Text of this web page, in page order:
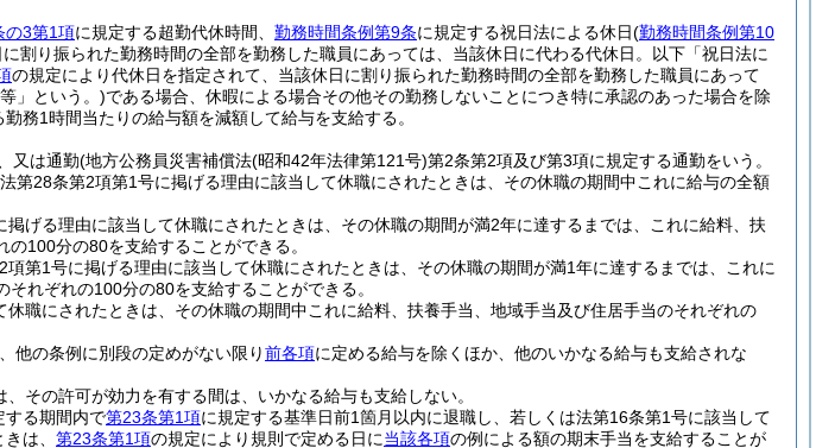
の3第1項に規定する超勤代休時間、 勤務時間条例第9条に規定する祝日法による休日(勤務時間条例第10
割り振られた勤務時間の全部を勤務した職員にあっては、当該休日に代わる代休日。以下「祝日法に
の規定により代休日を指定されて、当該休日に割り振られた勤務時間の全部を勤務した職員にあって
」という。)である場合、休暇による場合その他その勤務しないことにつき特に承認のあった場合を除
勤務1時間当たりの給与額を減額して給与を支給する。
又は通勤(地方公務員災害補償法(昭和42年法律第121号)第2条第2項及び第3項に規定する通勤をいう。
第28条第2項第1号に掲げる理由に該当して休職にされたときは、その休職の期間中これに給与の全額
げる理由に該当して休職にされたときは、その休職の期間が満2年に達するまでは、これに給料、扶
100分の80を支給することができる。
第1号に掲げる理由に該当して休職にされたときは、その休職の期間が満1年に達するまでは、これに
れぞれの100分の80を支給することができる。
職にされたときは、その休職の期間中これに給料、扶養手当、地域手当及び住居手当のそれぞれの
他の条例に別段の定めがない限り前各項に定める給与を除くほか、他のいかなる給与も支給されな
その許可が効力を有する間は、いかなる給与も支給しない。
する期間内で第23条第1項に規定する基準日前1箇月以内に退職し、若しくは法第16条第1号に該当して
は、 第23条第1項の規定により規則で定める日に当該各項の例による額の期末手当を支給することが